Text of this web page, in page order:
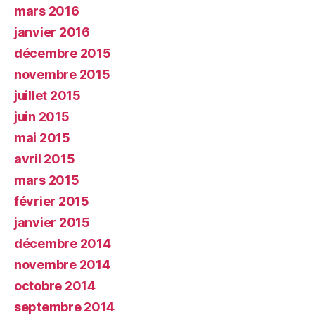
mars 2016
janvier 2016
décembre 2015
novembre 2015
juillet 2015
juin 2015
mai 2015
avril 2015
mars 2015
février 2015
janvier 2015
décembre 2014
novembre 2014
octobre 2014
septembre 2014